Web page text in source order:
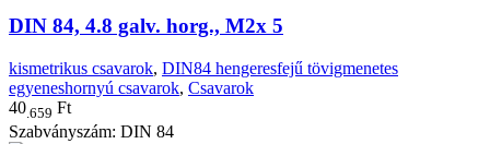
DIN 84, 4.8 galv. horg., M2x 5
kismetrikus csavarok, DIN84 hengeresfejű tövigmenetes
egyeneshornyú csavarok, Csavarok
40 .659 Ft
Szabványszám: DIN 84